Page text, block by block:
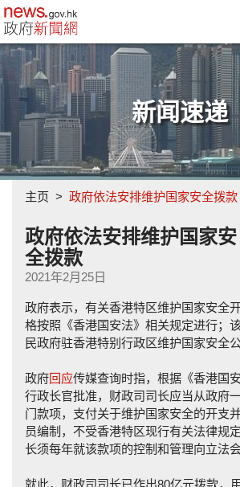
政府新闻网主页
新闻速递
主页 政府依法安排维护国家安全拨款
政府依法安排维护国家安
全拨款
2021年2月25日
政府表示，有关香港特区维护国家安全
格按照《香港国安法》相关规定进行；
民政府驻香港特别行政区维护国家安全
政府回应传媒查询时指，根据《香港国
行政长官批准，财政司司长应当从政府
门款项，支付关于维护国家安全的开支
员编制，不受香港特区现行有关法律规
长须每年就该款项的控制和管理向立法会
就此，财政司司长已作出80亿元拨款，